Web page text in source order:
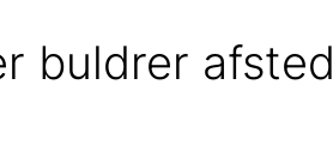
buldrer afsted